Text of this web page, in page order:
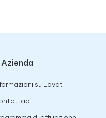
Azienda
su Lovat